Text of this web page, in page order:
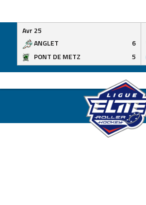
Avr 25
ANGLET
6
PONT DE METZ
5
content